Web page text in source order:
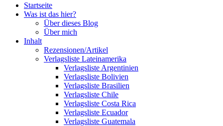
Startseite
Was ist das hier?
Über dieses Blog
Über mich
Inhalt
Rezensionen/Artikel
Verlagsliste Lateinamerika
Verlagsliste Argentinien
Verlagsliste Bolivien
Verlagsliste Brasilien
Verlagsliste Chile
Verlagsliste Costa Rica
Verlagsliste Ecuador
Verlagsliste Guatemala